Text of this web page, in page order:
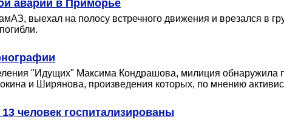
аварии в Приморье
выехал на полосу встречного движения и врезался в
"Идущих" Максима Кондрашова, милиция обнаружила
и Ширянова, произведения которых, по мнению
человек госпитализированы